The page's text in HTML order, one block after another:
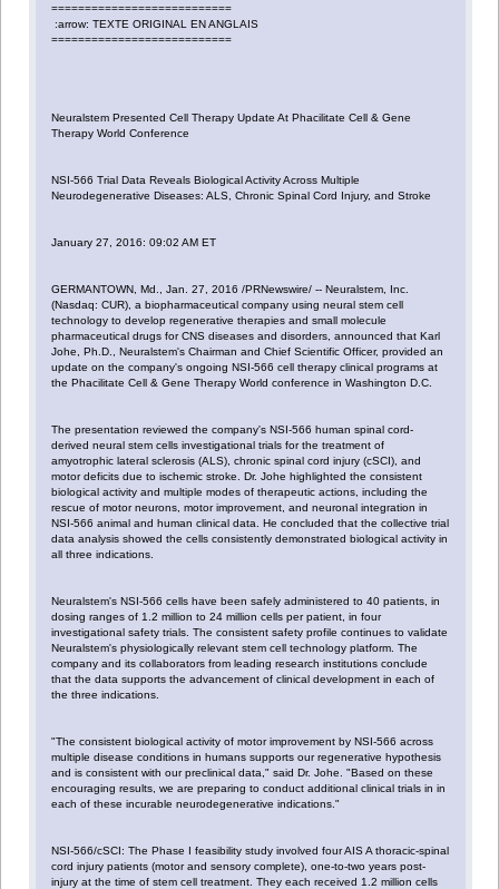
===========================
:arrow: TEXTE ORIGINAL EN ANGLAIS
===========================
Neuralstem Presented Cell Therapy Update At Phacilitate Cell & Gene
Therapy World Conference
NSI-566 Trial Data Reveals Biological Activity Across Multiple
Neurodegenerative Diseases: ALS, Chronic Spinal Cord Injury, and Stroke
January 27, 2016: 09:02 AM ET
GERMANTOWN, Md., Jan. 27, 2016 /PRNewswire/ -- Neuralstem, Inc.
(Nasdaq: CUR), a biopharmaceutical company using neural stem cell
technology to develop regenerative therapies and small molecule
pharmaceutical drugs for CNS diseases and disorders, announced that Karl
Johe, Ph.D., Neuralstem's Chairman and Chief Scientific Officer, provided an
update on the company's ongoing NSI-566 cell therapy clinical programs at
the Phacilitate Cell & Gene Therapy World conference in Washington D.C.
The presentation reviewed the company's NSI-566 human spinal cord-
derived neural stem cells investigational trials for the treatment of
amyotrophic lateral sclerosis (ALS), chronic spinal cord injury (cSCI), and
motor deficits due to ischemic stroke. Dr. Johe highlighted the consistent
biological activity and multiple modes of therapeutic actions, including the
rescue of motor neurons, motor improvement, and neuronal integration in
NSI-566 animal and human clinical data. He concluded that the collective trial
data analysis showed the cells consistently demonstrated biological activity in
all three indications.
Neuralstem's NSI-566 cells have been safely administered to 40 patients, in
dosing ranges of 1.2 million to 24 million cells per patient, in four
investigational safety trials. The consistent safety profile continues to validate
Neuralstem's physiologically relevant stem cell technology platform. The
company and its collaborators from leading research institutions conclude
that the data supports the advancement of clinical development in each of
the three indications.
"The consistent biological activity of motor improvement by NSI-566 across
multiple disease conditions in humans supports our regenerative hypothesis
and is consistent with our preclinical data," said Dr. Johe. "Based on these
encouraging results, we are preparing to conduct additional clinical trials in in
each of these incurable neurodegenerative indications."
NSI-566/cSCI: The Phase I feasibility study involved four AIS A thoracic-spinal
cord injury patients (motor and sensory complete), one-to-two years post-
injury at the time of stem cell treatment. They each received 1.2 million cells